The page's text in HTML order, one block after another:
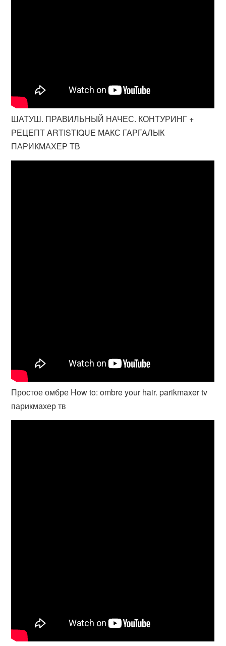
ШАТУШ. ПРАВИЛЬНЫЙ НАЧЕС. КОНТУРИНГ +
РЕЦЕПТ ARTISTIQUE МАКС ГАРГАЛЫК
ПАРИКМАХЕР ТВ
Простое омбре How to: ombre your hair. parikmaxer tv
парикмахер тв